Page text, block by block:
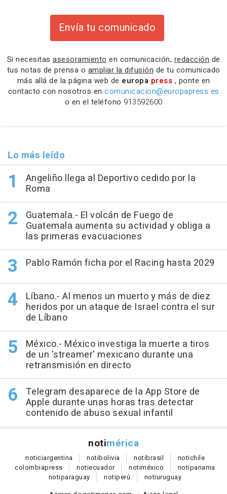
Envía tu comunicado
Si necesitas asesoramiento en comunicación, redacción de
tus notas de prensa o ampliar la difusión de tu comunicado
más allá de la página web de europa press , ponte en
contacto con nosotros en comunicacion@europapress.es
o en el teléfono 913592600
Lo más leído
Angeliño llega al Deportivo cedido por la
Roma
Guatemala.- El volcán de Fuego de
Guatemala aumenta su actividad y obliga a
las primeras evacuaciones
Pablo Ramón ficha por el Racing hasta 2029
Líbano.- Al menos un muerto y más de diez
heridos por un ataque de Israel contra el sur
de Líbano
México.- México investiga la muerte a tiros
de un 'streamer' mexicano durante una
retransmisión en directo
Telegram desaparece de la App Store de
Apple durante unas horas tras detectar
contenido de abuso sexual infantil
notimérica
noticiargentina notibolivia notibrasil notichile
colombiapress notiecuador notiméxico notipanama
notiparaguay notiperú notiuruguay